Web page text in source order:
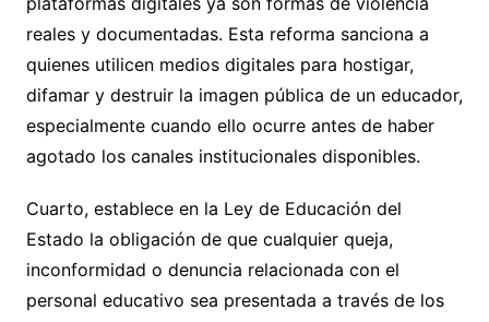
reales y documentadas. Esta reforma sanciona a
quienes utilicen medios digitales para hostigar,
difamar y destruir la imagen pública de un educador,
especialmente cuando ello ocurre antes de haber
agotado los canales institucionales disponibles.
Cuarto, establece en la Ley de Educación del
Estado la obligación de que cualquier queja,
inconformidad o denuncia relacionada con el
personal educativo sea presentada a través de los